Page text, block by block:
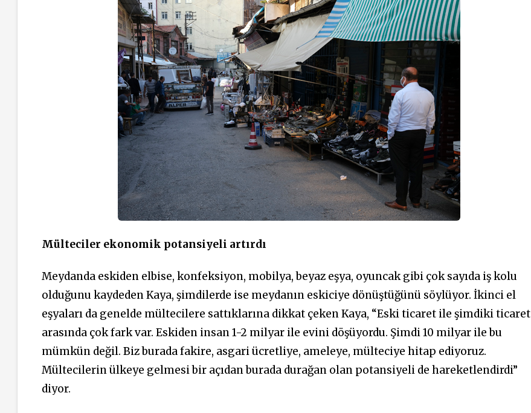
Mülteciler ekonomik potansiyeli artırdı
Meydanda eskiden elbise, konfeksiyon, mobilya, beyaz eşya, oyuncak gibi çok sayıda iş kolu
olduğunu kaydeden Kaya, şimdilerde ise meydanın eskiciye dönüştüğünü söylüyor. İkinci el
eşyaları da genelde mültecilere sattıklarına dikkat çeken Kaya, “Eski ticaret ile şimdiki ticaret
arasında çok fark var. Eskiden insan 1-2 milyar ile evini döşüyordu. Şimdi 10 milyar ile bu
mümkün değil. Biz burada fakire, asgari ücretliye, ameleye, mülteciye hitap ediyoruz.
Mültecilerin ülkeye gelmesi bir açıdan burada durağan olan potansiyeli de hareketlendirdi”
diyor.